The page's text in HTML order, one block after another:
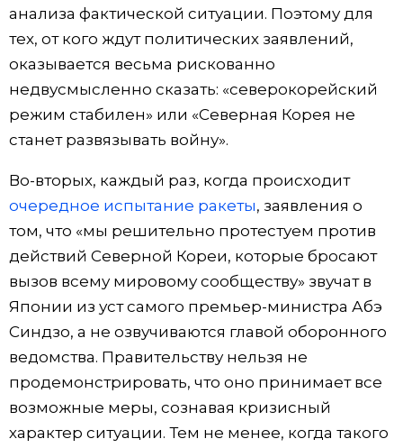
анализа фактической ситуации. Поэтому для
тех, от кого ждут политических заявлений,
оказывается весьма рискованно
недвусмысленно сказать: «северокорейский
режим стабилен» или «Северная Корея не
станет развязывать войну».
Во-вторых, каждый раз, когда происходит
очередное испытание ракеты, заявления о
том, что «мы решительно протестуем против
действий Северной Кореи, которые бросают
вызов всему мировому сообществу» звучат в
Японии из уст самого премьер-министра Абэ
Синдзо, а не озвучиваются главой оборонного
ведомства. Правительству нельзя не
продемонстрировать, что оно принимает все
возможные меры, сознавая кризисный
характер ситуации. Тем не менее, когда такого